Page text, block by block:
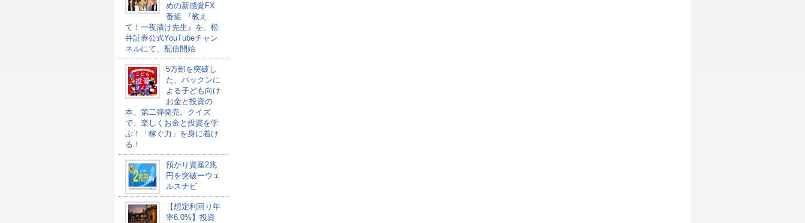
めの新感覚FX
番組 『教え
て！一夜漬け先生』を、松
井証券公式YouTubeチャン
ネルにて、配信開始
5万部を突破し
た、パックンに
よる子ども向け
お金と投資の
本、第二弾発売。クイズ
で、楽しくお金と投資を学
ぶ！「稼ぐ力」を身に着け
る！
預かり資産2兆
円を突破ーウェ
ルスナビ
【想定利回り年
率6.0%】投資